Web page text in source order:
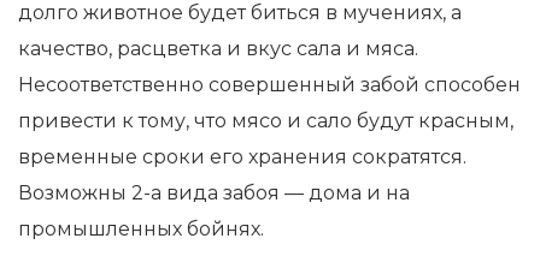
долго животное будет биться в мучениях, а
качество, расцветка и вкус сала и мяса.
Несоответственно совершенный забой способен
привести к тому, что мясо и сало будут красным,
временные сроки его хранения сократятся.
Возможны 2-а вида забоя — дома и на
промышленных бойнях.